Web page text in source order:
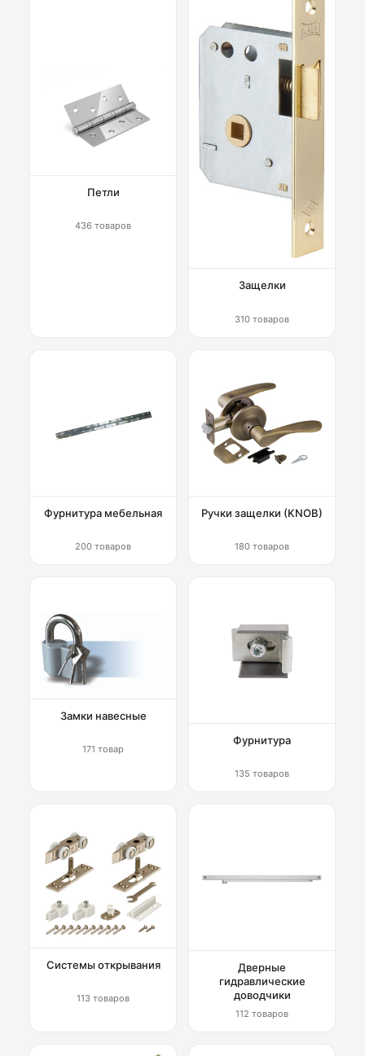
Петли
436 товаров
Защелки
310 товаров
Фурнитура мебельная
200 товаров
Ручки защелки (KNOB)
180 товаров
Замки навесные
171 товар
Фурнитура
135 товаров
Системы открывания
113 товаров
Дверные
гидравлические
доводчики
112 товаров